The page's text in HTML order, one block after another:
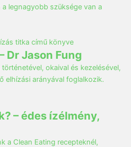
legnagyobb szüksége van a
Dr Jason Fung
okaival és kezelésével,
elhízási arányával foglalkozik.
– édes ízélmény,
a Clean Eating recepteknél,